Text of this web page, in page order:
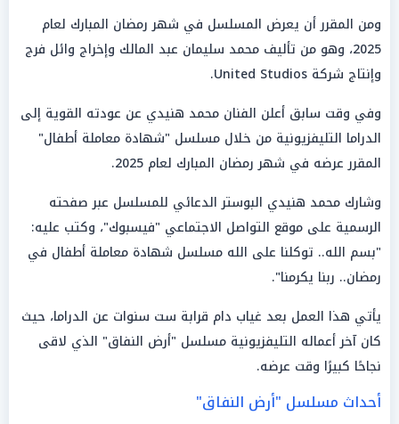
ومن المقرر أن يعرض المسلسل في شهر رمضان المبارك لعام
2025، وهو من تأليف محمد سليمان عبد المالك وإخراج وائل فرج
وإنتاج شركة United Studios.
وفي وقت سابق أعلن الفنان محمد هنيدي عن عودته القوية إلى
الدراما التليفزيونية من خلال مسلسل "شهادة معاملة أطفال"
المقرر عرضه في شهر رمضان المبارك لعام 2025.
وشارك محمد هنيدي البوستر الدعائي للمسلسل عبر صفحته
الرسمية على موقع التواصل الاجتماعي "فيسبوك"، وكتب عليه:
"بسم الله.. توكلنا على الله مسلسل شهادة معاملة أطفال في
رمضان.. ربنا يكرمنا".
يأتي هذا العمل بعد غياب دام قرابة ست سنوات عن الدراما، حيث
كان آخر أعماله التليفزيونية مسلسل "أرض النفاق" الذي لاقى
نجاحًا كبيرًا وقت عرضه.
أحداث مسلسل "أرض النفاق"